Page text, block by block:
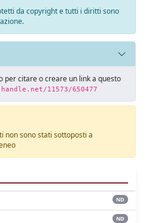
da copyright e tutti i diritti sono
per citare o creare un link a questo
11573/650477
non sono stati sottoposti a
ND
ND